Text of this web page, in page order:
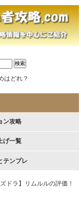
はどれ？
ン攻略
げ一覧
テンプレ
ズドラ】リムルルの評価！